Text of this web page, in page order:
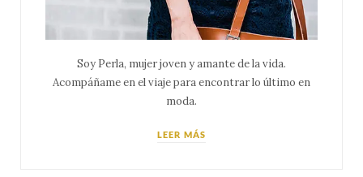
Soy Perla, mujer joven y amante de la vida.
Acompáñame en el viaje para encontrar lo último en
moda.
LEER MÁS